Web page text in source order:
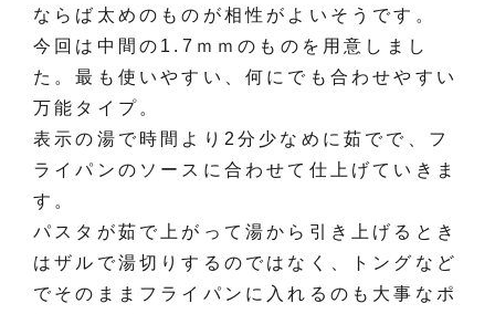
ならば太めのものが相性がよいそうです。
今回は中間の1.7ｍｍのものを用意しまし
た。最も使いやすい、何にでも合わせやすい
万能タイプ。
表示の湯で時間より2分少なめに茹でで、フ
ライパンのソースに合わせて仕上げていきま
す。
パスタが茹で上がって湯から引き上げるとき
はザルで湯切りするのではなく、トングなど
でそのままフライパンに入れるのも大事なポ